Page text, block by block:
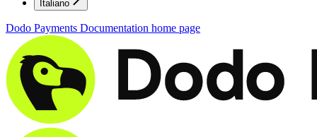
Italiano
Dodo Payments Documentation home page